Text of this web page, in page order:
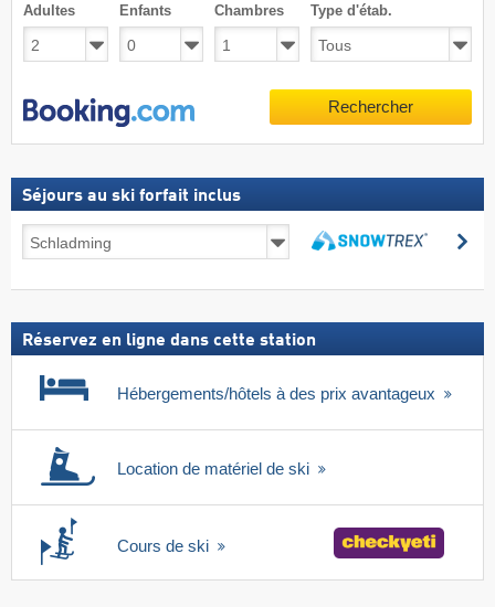
Adultes Enfants Chambres Type d'étab.
Rechercher
Séjours au ski forfait inclus
au
forfait
Réservez en ligne dans cette station
Hébergements/hôtels à des prix avantageux
Location de matériel de ski
Cours de ski